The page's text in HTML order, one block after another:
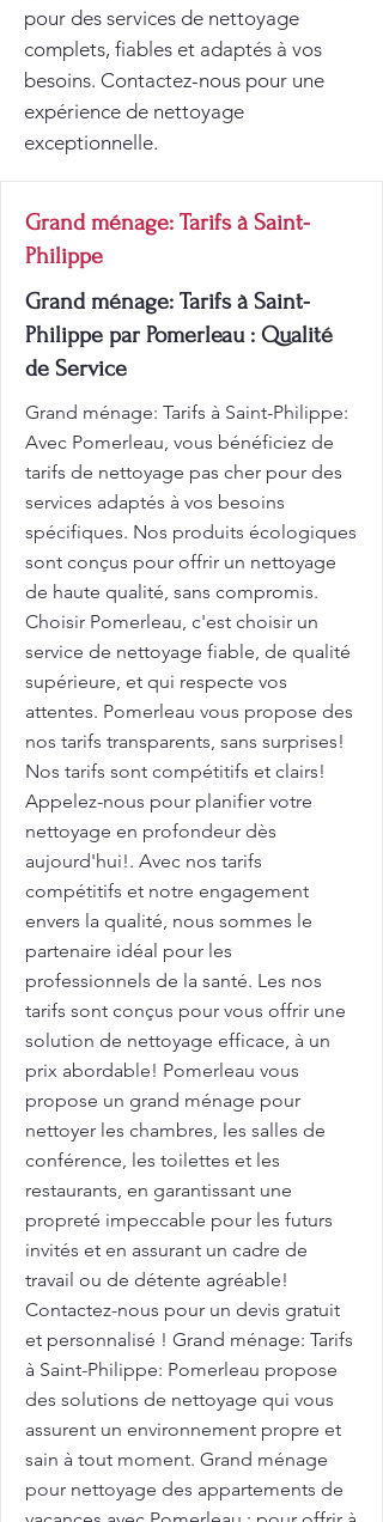
pour des services de nettoyage
complets, fiables et adaptés à vos
besoins. Contactez-nous pour une
expérience de nettoyage
exceptionnelle.
Grand ménage: Tarifs à Saint-
Philippe
Grand ménage: Tarifs à Saint-
Philippe par Pomerleau : Qualité
de Service
Grand ménage: Tarifs à Saint-Philippe:
Avec Pomerleau, vous bénéficiez de
tarifs de nettoyage pas cher pour des
services adaptés à vos besoins
spécifiques. Nos produits écologiques
sont conçus pour offrir un nettoyage
de haute qualité, sans compromis.
Choisir Pomerleau, c'est choisir un
service de nettoyage fiable, de qualité
supérieure, et qui respecte vos
attentes. Pomerleau vous propose des
nos tarifs transparents, sans surprises!
Nos tarifs sont compétitifs et clairs!
Appelez-nous pour planifier votre
nettoyage en profondeur dès
aujourd'hui!. Avec nos tarifs
compétitifs et notre engagement
envers la qualité, nous sommes le
partenaire idéal pour les
professionnels de la santé. Les nos
tarifs sont conçus pour vous offrir une
solution de nettoyage efficace, à un
prix abordable! Pomerleau vous
propose un grand ménage pour
nettoyer les chambres, les salles de
conférence, les toilettes et les
restaurants, en garantissant une
propreté impeccable pour les futurs
invités et en assurant un cadre de
travail ou de détente agréable!
Contactez-nous pour un devis gratuit
et personnalisé ! Grand ménage: Tarifs
à Saint-Philippe: Pomerleau propose
des solutions de nettoyage qui vous
assurent un environnement propre et
sain à tout moment. Grand ménage
pour nettoyage des appartements de